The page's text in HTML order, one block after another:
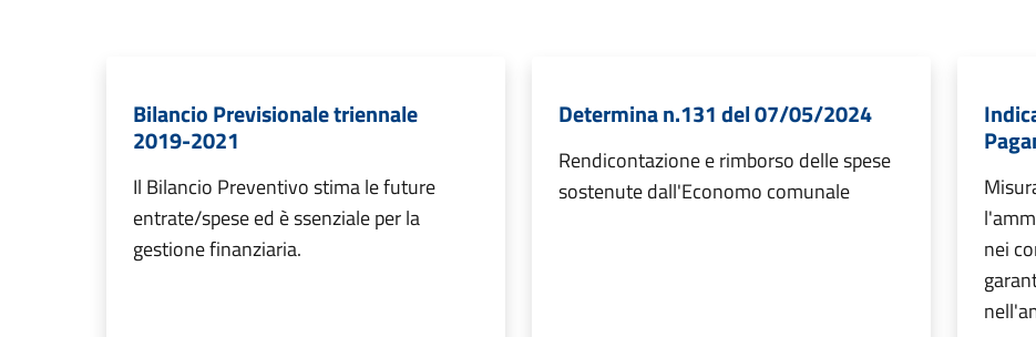
Bilancio Previsionale triennale
2019-2021
Il Bilancio Preventivo stima le future
entrate/spese ed è ssenziale per la
gestione finanziaria.
Determina n.131 del 07/05/2024
Rendicontazione e rimborso delle spese
sostenute dall'Economo comunale
nei